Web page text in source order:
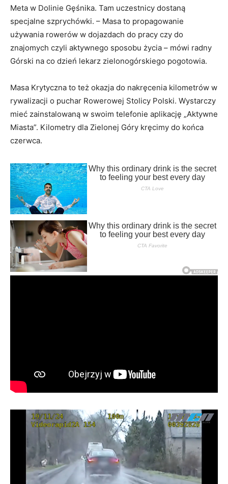
Meta w Dolinie Gęśnika. Tam uczestnicy dostaną
specjalne szprychówki. – Masa to propagowanie
używania rowerów w dojazdach do pracy czy do
znajomych czyli aktywnego sposobu życia – mówi radny
Górski na co dzień lekarz zielonogórskiego pogotowia.
Masa Krytyczna to też okazja do nakręcenia kilometrów w
rywalizacji o puchar Rowerowej Stolicy Polski. Wystarczy
mieć zainstalowaną w swoim telefonie aplikację „Aktywne
Miasta”. Kilometry dla Zielonej Góry kręcimy do końca
czerwca.